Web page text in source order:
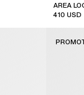
AREA
410 USD